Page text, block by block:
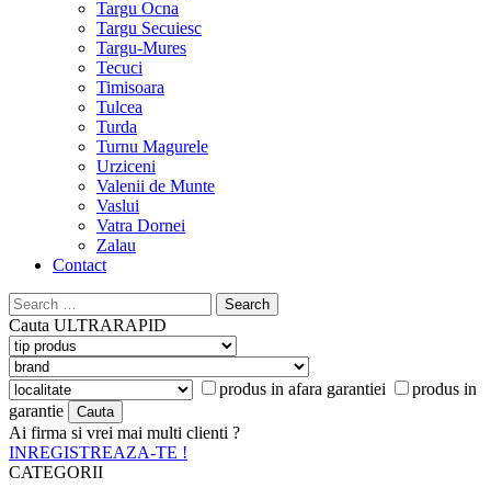
Targu Ocna
Targu Secuiesc
Targu-Mures
Tecuci
Timisoara
Tulcea
Turda
Turnu Magurele
Urziceni
Valenii de Munte
Vaslui
Vatra Dornei
Zalau
Contact
Search
for:
Cauta ULTRARAPID
produs in afara garantiei
produs in
garantie
Ai firma si vrei mai multi clienti ?
INREGISTREAZA-TE !
CATEGORII